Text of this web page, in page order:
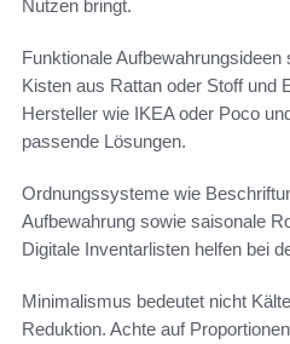
Nutzen bringt.
Funktionale
Kisten aus Rattan oder Stoff und
Hersteller wie IKEA oder Poco
passende Lösungen.
Ordnungssysteme wie
Aufbewahrung sowie saisonale
Digitale Inventarlisten helfen bei
Minimalismus bedeutet nicht
Reduktion. Achte auf